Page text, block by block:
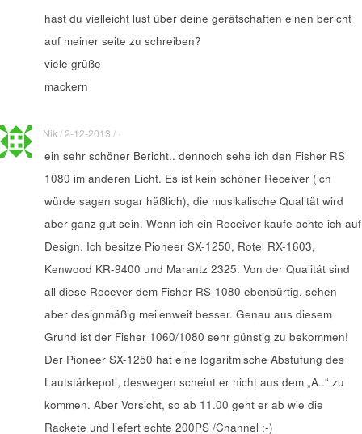
hast du vielleicht lust über deine gerätschaften einen bericht
auf meiner seite zu schreiben?
viele grüße
mackern
Nik / 2-12-2013 / ·
ein sehr schöner Bericht.. dennoch sehe ich den Fisher RS
1080 im anderen Licht. Es ist kein schöner Receiver (ich
würde sagen sogar häßlich), die musikalische Qualität wird
aber ganz gut sein. Wenn ich ein Receiver kaufe achte ich auf
Design. Ich besitze Pioneer SX-1250, Rotel RX-1603,
Kenwood KR-9400 und Marantz 2325. Von der Qualität sind
all diese Recever dem Fisher RS-1080 ebenbürtig, sehen
aber designmäßig meilenweit besser. Genau aus diesem
Grund ist der Fisher 1060/1080 sehr günstig zu bekommen!
Der Pioneer SX-1250 hat eine logaritmische Abstufung des
Lautstärkepoti, deswegen scheint er nicht aus dem „A..“ zu
kommen. Aber Vorsicht, so ab 11.00 geht er ab wie die
Rackete und liefert echte 200PS /Channel :-)